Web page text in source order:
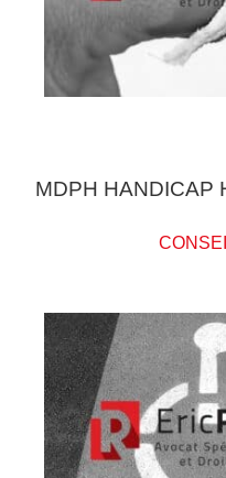
MDPH HANDICAP